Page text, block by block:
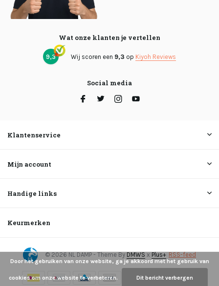
Wat onze klanten je vertellen
9,3 Wij scoren een 9,3 op Kiyoh Reviews
Social media
Klantenservice
Mijn account
Handige links
Keurmerken
© 2026 NL DAMP - Theme By DMWS x Plus+ RSS-feed
Door het gebruiken van onze website, ga je akkoord met het gebruik van
cookies om onze website te verbeteren. Dit bericht verbergen